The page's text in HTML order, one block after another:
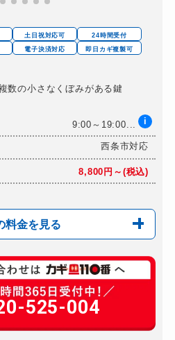
別途お見積り
6,600円～(税込)
7,700円～(税込)
土日祝対応可
24時間受付
電子決済対応 即日カギ複製可
数の小さなくぼみがある鍵
9:00～19:00... i
西条市対応
8,800円～(税込)
料金を見る
5,500円～(税込)
別途お見積り
13,200円～(税込)
525-004